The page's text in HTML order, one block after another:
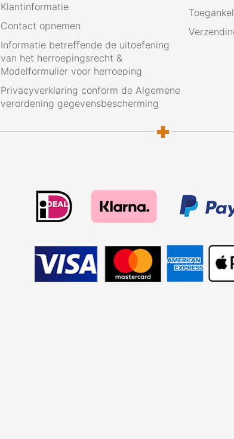
Klantinformatie
Contact opnemen
Informatie betreffende de uitoefening
van het herroepingsrecht &
Modelformulier voor herroeping
Privacyverklaring conform de Algemene
verordening gegevensbescherming